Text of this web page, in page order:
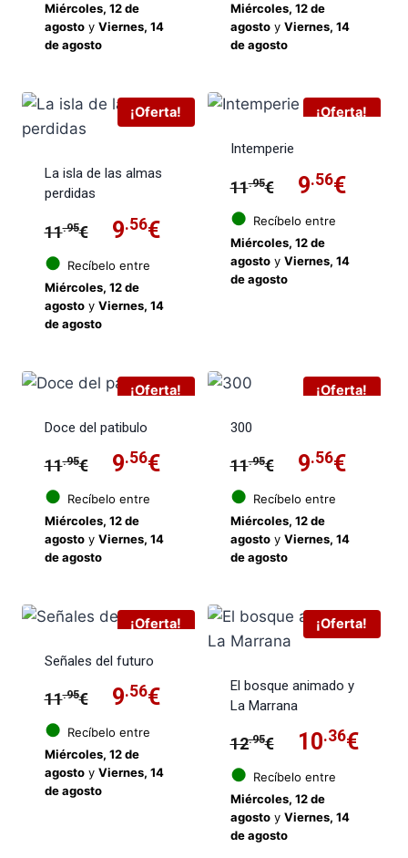
original
11.95€.
actual
9.56€.
Miércoles, 12 de
agostoy Viernes, 14
de agosto
original
11.95€.
actual
9.56€.
Miércoles, 12 de
agostoy Viernes, 14
de agosto
¡Oferta!
La isla de las almas
perdidas
11.95€
El
precio
original
11.95€.
9.56€El
actual
9.56€.
● Recíbelo entre
Miércoles, 12 de
agostoy Viernes, 14
de agosto
¡Oferta!
Intemperie
11.95€
El
precio
original
9.56€El
actual
● Recíbelo entre
Miércoles, 12 de
agostoy Viernes, 14
de agosto
¡Oferta!
Doce del patibulo
11.95€
El
precio
original
11.95€.
9.56€El
actual
9.56€.
● Recíbelo entre
Miércoles, 12 de
agostoy Viernes, 14
de agosto
¡Oferta!
300
11.95€
El
precio
original
11.95€.
9.56€El
actual
9.56€.
● Recíbelo entre
Miércoles, 12 de
agostoy Viernes, 14
de agosto
¡Oferta!
Señales del futuro
11.95€
El
precio
original
9.56€El
actual
● Recíbelo entre
Miércoles, 12 de
agostoy Viernes, 14
de agosto
¡Oferta!
El bosque animado y
La Marrana
12.95€
El
precio
original
10.36€El
● Recíbelo entre
Miércoles, 12 de
agostoy Viernes, 14
de agosto